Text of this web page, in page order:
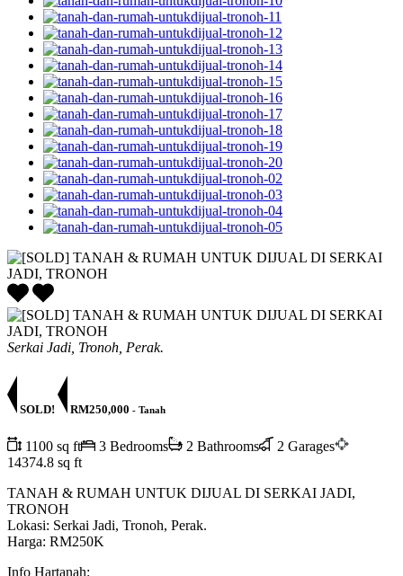
Serkai Jadi, Tronoh, Perak.
SOLD! RM250,000 - Tanah
1100 sq ft 3 Bedrooms 2 Bathrooms
2 Garages
14374.8 sq ft
TANAH & RUMAH UNTUK DIJUAL DI SERKAI JADI,
TRONOH
Lokasi: Serkai Jadi, Tronoh, Perak.
Harga: RM250K
Info Hartanah: